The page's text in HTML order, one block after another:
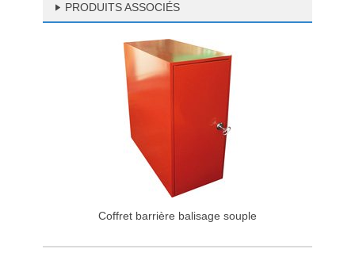
PRODUITS ASSOCIÉS
Coffret barrière balisage souple